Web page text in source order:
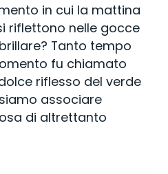
in cui la mattina
riflettono nelle gocce
Tanto tempo
fu chiamato
riflesso del verde
associare
di altrettanto